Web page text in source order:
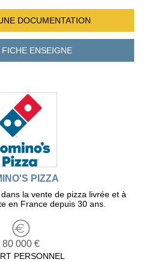
DOCUMENTATION
ENSEIGNE
PIZZA
la vente de pizza livrée et à
en France depuis 30 ans.
80 000 €
PERSONNEL